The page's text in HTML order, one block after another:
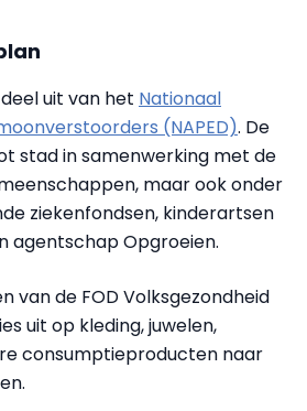
uit van het Nationaal
(NAPED). De
stad in samenwerking met de
maar ook onder
ziekenfondsen, kinderartsen
agentschap Opgroeien.
van de FOD Volksgezondheid
uit op kleding, juwelen,
consumptieproducten naar